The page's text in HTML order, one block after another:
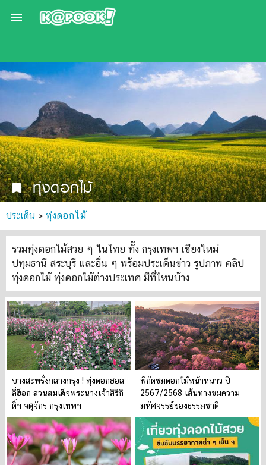

bookmark ทุ่งดอกไม้
ประเด็น > ทุ่งดอกไม้
รวมทุ่งดอกไม้สวย ๆ ในไทย ทั้ง กรุงเทพฯ เชียงใหม่
ปทุมธานี สระบุรี และอื่น ๆ พร้อมประเด็นข่าว รูปภาพ คลิป
ทุ่งดอกไม้ ทุ่งดอกไม้ต่างประเทศ มีที่ไหนบ้าง
บางสะพรั่งกลางกรุง ! ทุ่งดอกฮอล
ลี่ฮ็อก สวนสมเด็จพระนางเจ้าสิริกิ
ติ์ฯ จตุจักร กรุงเทพฯ
พิกัดชมดอกไม้หน้าหนาว ปี
2567/2568 เส้นทางชมความ
มหัศจรรย์ของธรรมชาติ